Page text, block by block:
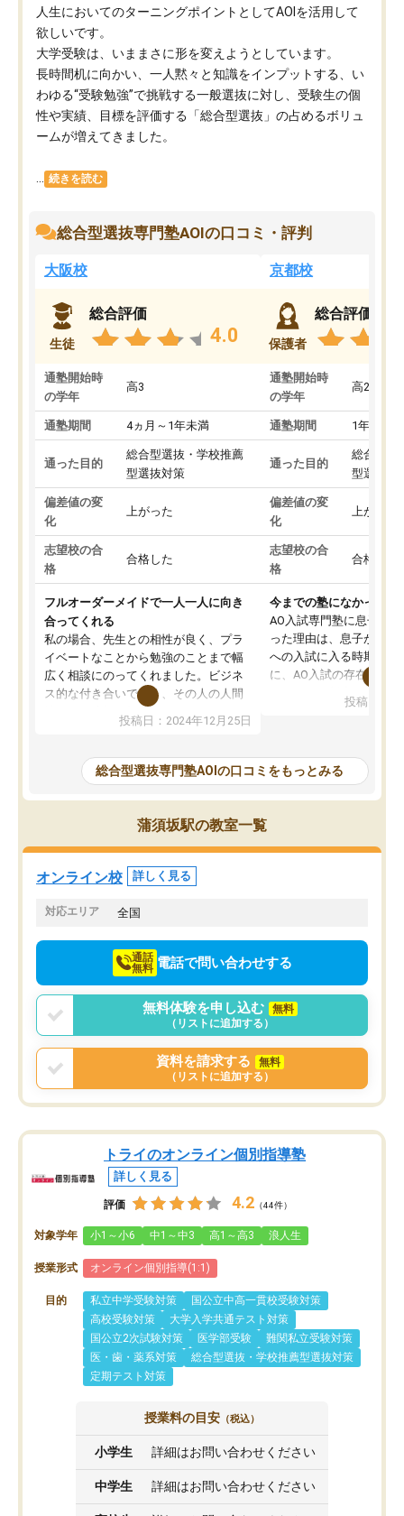
人生においてのターニングポイントとしてAOIを活用して
欲しいです。
大学受験は、いままさに形を変えようとしています。
長時間机に向かい、一人黙々と知識をインプットする、い
わゆる“受験勉強”で挑戦する一般選抜に対し、受験生の個
性や実績、目標を評価する「総合型選抜」の占めるボリュ
ームが増えてきました。
続きを読む
総合型選抜専門塾AOIの口コミ・評判
大阪校
生徒
総合評価
4.0
通塾開始時
の学年
高3
通塾期間 4ヵ月～1年未満
通った目的
総合型選抜・学校推薦
型選抜対策
偏差値の変
化
上がった
志望校の合
格
合格した
フルオーダーメイドで一人一人に向き
合ってくれる
私の場合、先生との相性が良く、プラ
イベートなことから勉強のことまで幅
広く相談にのってくれました。ビジネ
ス的な付き合いでなく、その人の人間
性までを適切に把握し、むきあってい
るなぁと強く感じることできました。
と相談すると、他の先生も紹介してく
ださり、客観的なアドバイスもいただ
くことができました（志望理由・自己
PR等の添削において）。そして、なに
より自習室が解放されている点がよか
ったです。友達と好きな時間に自習
し、お互いを高めあえる環境がありま
投稿日：2024年12月25日
京都校
保護者
総合評価
通塾開始時
の学年
高2
通塾期間 1年以上
通った目的
総合型選
型選抜対
偏差値の変
化
上がった
志望校の合
格
合格した
今までの塾になかった
AO入試専門塾に息子を
った理由は、息子が高校
への入試に入る時期に差
に、AO入試の存在を息
たことから、AOIに入塾
で、AO入試を改めて知
それに対しての具体的な
ことでした。更に子供の
けてらっしゃいますので
投稿日：
総合型選抜専門塾AOIの口コミをもっとみる
蒲須坂駅の教室一覧
オンライン校 詳しく見る
対応エリア 全国
通話
無料 電話で問い合わせする
無料体験を申し込む
無料
（リストに追加する）
資料を請求する
無料
（リストに追加する）
トライのオンライン個別指導塾
詳しく見る
評価 4.2 （44件）
対象学年 小1～小6 中1～中3 高1～高3 浪人生
授業形式 オンライン個別指導(1:1)
目的 私立中学受験対策
国公立中高一貫校受験対策
高校受験対策
大学入学共通テスト対策
国公立2次試験対策
医学部受験
難関私立受験対策
医・歯・薬系対策
総合型選抜・学校推薦型選抜対策
定期テスト対策
授業料の目安 （税込）
小学生 詳細はお問い合わせください
中学生 詳細はお問い合わせください